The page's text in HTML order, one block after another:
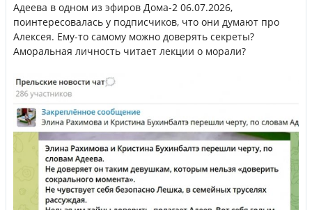
Адеева в одном из эфиров Дома-2 06.07.2026,
поинтересовалась у подписчиков, что они думают про
Алексея. Ему-то самому можно доверять секреты?
Аморальная личность читает лекции о морали?